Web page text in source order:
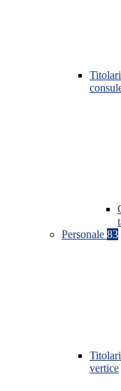
Personale 83
vertice